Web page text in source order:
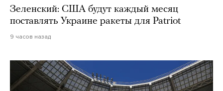
Зеленский: США будут каждый месяц
поставлять Украине ракеты для Patriot
9 часов назад